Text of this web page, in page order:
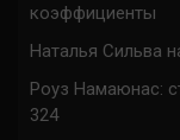
коэффициенты
Наталья Сильва
Роуз Намаюнас:
324